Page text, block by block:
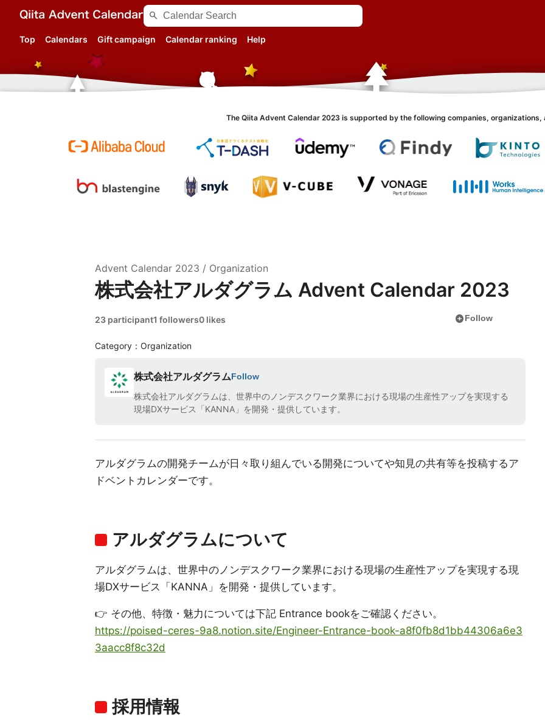
search
Top Calendars Gift campaign Calendar ranking Help
The Qiita Advent Calendar 2023 is supported by the following companies, organizations,
Advent Calendar 2023 / Organization
株式会社アルダグラム Advent Calendar 2023
23 participant1 followers0 likes add_circleFollow
Category：Organization
株式会社アルダグラムFollow
株式会社アルダグラムは、世界中のノンデスクワーク業界における現場の生産性アップを実現する
現場DXサービス「KANNA」を開発・提供しています。
アルダグラムの開発チームが日々取り組んでいる開発についてや知見の共有等を投稿するア
ドベントカレンダーです。
アルダグラムについて
アルダグラムは、世界中のノンデスクワーク業界における現場の生産性アップを実現する現
場DXサービス「KANNA」を開発・提供しています。
👉 その他、特徴・魅力については下記 Entrance bookをご確認ください。
https://poised-ceres-9a8.notion.site/Engineer-Entrance-book-a8f0fb8d1bb44306a6e3
3aacc8f8c32d
採用情報